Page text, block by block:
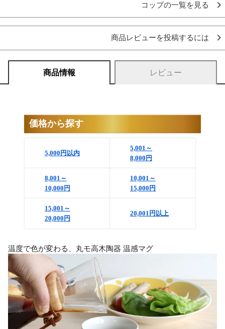
コップの一覧を見る
商品レビューを投稿するには
商品情報 レビュー
価格から探す
5,000円以内
5,001～
8,000円
8,001～
10,000円
10,001～
15,000円
15,001～
20,000円
20,001円以上
温度で色が変わる、丸モ高木陶器 温感マグ